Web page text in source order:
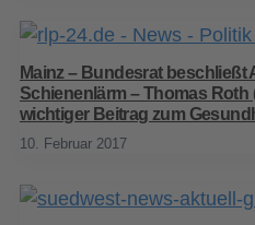
Mainz – Bundesrat
Schienenlärm – Thomas
wichtiger Beitrag zum
10. Februar 2017